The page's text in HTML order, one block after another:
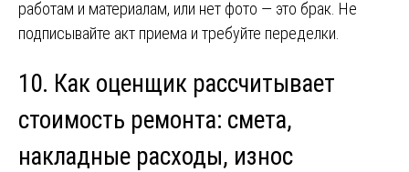
работам и материалам, или нет фото — это брак. Не
подписывайте акт приема и требуйте переделки.
10. Как оценщик рассчитывает
стоимость ремонта: смета,
накладные расходы, износ